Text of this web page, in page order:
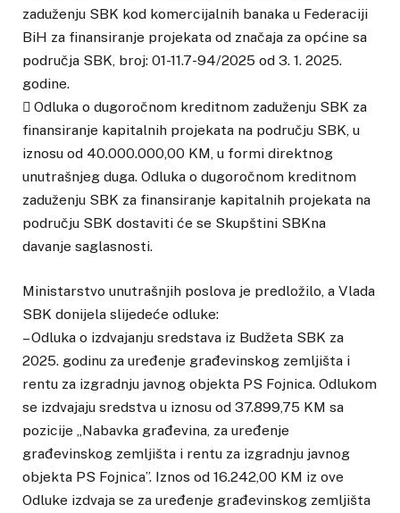
zaduženju SBK kod komercijalnih banaka u Federaciji
BiH za finansiranje projekata od značaja za općine sa
područja SBK, broj: 01-11.7-94/2025 od 3. 1. 2025.
godine.
 Odluka o dugoročnom kreditnom zaduženju SBK za
finansiranje kapitalnih projekata na području SBK, u
iznosu od 40.000.000,00 KM, u formi direktnog
unutrašnjeg duga. Odluka o dugoročnom kreditnom
zaduženju SBK za finansiranje kapitalnih projekata na
području SBK dostaviti će se Skupštini SBKna
davanje saglasnosti.
Ministarstvo unutrašnjih poslova je predložilo, a Vlada
SBK donijela slijedeće odluke:
– Odluka o izdvajanju sredstava iz Budžeta SBK za
2025. godinu za uređenje građevinskog zemljišta i
rentu za izgradnju javnog objekta PS Fojnica. Odlukom
se izdvajaju sredstva u iznosu od 37.899,75 KM sa
pozicije „Nabavka građevina, za uređenje
građevinskog zemljišta i rentu za izgradnju javnog
objekta PS Fojnica”. Iznos od 16.242,00 KM iz ove
Odluke izdvaja se za uređenje građevinskog zemljišta